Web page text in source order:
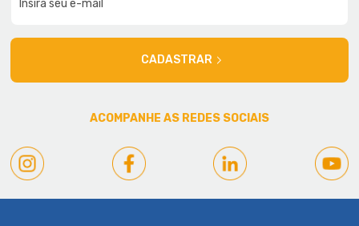
CADASTRAR
ACOMPANHE AS REDES SOCIAIS